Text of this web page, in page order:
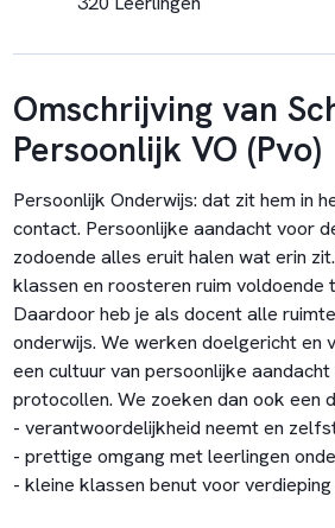
Omschrijving van
Persoonlijk VO (Pvo)
Persoonlijk Onderwijs: dat zit hem in
contact. Persoonlijke aandacht voor
zodoende alles eruit halen wat erin
klassen en roosteren ruim voldoende
Daardoor heb je als docent alle
onderwijs. We werken doelgericht en
een cultuur van persoonlijke
protocollen. We zoeken dan ook een
- verantwoordelijkheid neemt en
- prettige omgang met leerlingen
- kleine klassen benut voor